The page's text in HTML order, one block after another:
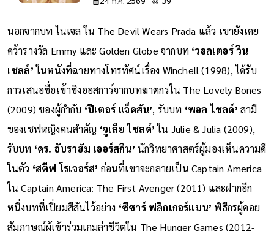
หนังของ ‘อูมา เธอร์แมน’
นอกจากบท ไนเจล ใน The Devil Wears Prada แล้ว เขายังเคย
คว้ารางวัล Emmy และ Golden Globe จากบท‘วอลเตอร์ วิน
เชลล์’ในหนังที่ฉายทางโทรทัศน์เรื่อง Winchell (1998), ได้รับ
การเสนอชื่อเข้าชิงออสการ์จากบทฆาตกรใน The Lovely Bones
(2009) ของผู้กำกับ‘ปีเตอร์ แจ็คสัน’, รับบท‘พอล ไชลด์’สามี
ของเชฟหญิงคนสำคัญ‘จูเลีย ไชลด์’ใน Julie & Julia (2009),
รับบท‘ดร. อับราฮัม เออร์สกิน’นักวิทยาศาสตร์ผู้มองเห็นความดี
ในตัว‘สตีฟ โรเจอร์ส’ก่อนที่เขาจะกลายเป็น Captain America
ใน Captain America: The First Avenger (2011) และฝากอีก
หนึ่งบทที่เปี่ยมสีสันไว้อย่าง‘ซีซาร์ ฟลิกเกอร์แมน’พิธีกรผู้คอย